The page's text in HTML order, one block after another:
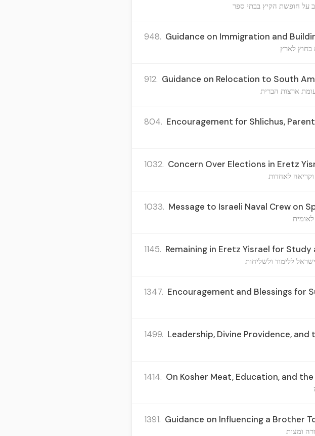
על חופשת הקיץ בבתי ספר
948. Guidance on Immigration and
בחוץ לארץ
912. Guidance on Relocation to South
ארצות הברית
804. Encouragement for Shlichus,
1032. Concern Over Elections in Eretz
לאחדות
1033. Message to Israeli Naval Crew on
1145. Remaining in Eretz Yisrael for Study
ללימוד ולשליחות
1347. Encouragement and Blessings for
1499. Leadership, Divine Providence,
1414. On Kosher Meat, Education, and
1391. Guidance on Influencing a Brother
ומצות